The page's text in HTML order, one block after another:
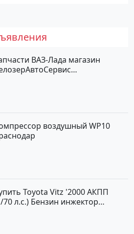
ВАЗ-Лада магазин
воздушный WP10
Toyota Vitz '2000 АКПП
70 л.с.) Бензин инжектор